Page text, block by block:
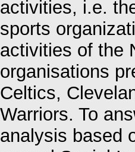
activities, i.e.
sports
activities of the
organisations
Celtics,
Warriors. To
analysis based